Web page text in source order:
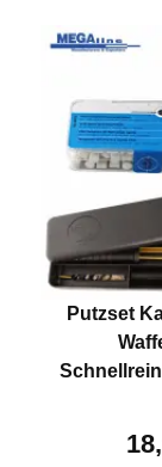
Putzset